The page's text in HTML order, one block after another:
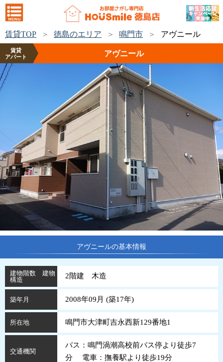
賃貸TOP 徳島のエリア 鳴門市 アヴニール
賃貸
アパート
アヴニール
アヴニールの基本情報
建物階数 建物
構造
2階建 木造
築年月 2008年09月 (築17年)
所在地 鳴門市大津町吉永西新129番地1
交通機関
バス：鳴門渦潮高校前バス停より徒歩7
分 電車：撫養駅より徒歩19分